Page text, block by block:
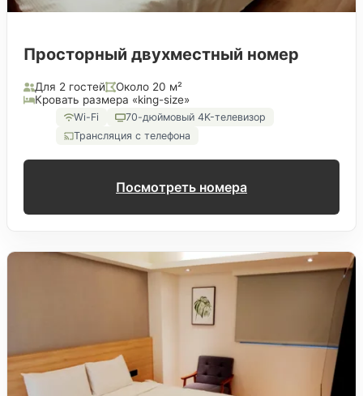
Просторный двухместный номер
Для 2 гостей
Около 20 м²
Кровать размера «king-size»
Wi-Fi
70-дюймовый 4K-телевизор
Трансляция с телефона
Посмотреть номера